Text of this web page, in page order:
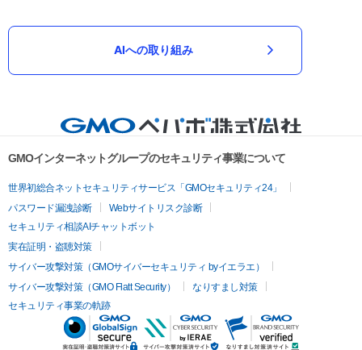
AIへの取り組み
GMOインターネットグループのセキュリティ事業について
世界初総合ネットセキュリティサービス「GMOセキュリティ24」
パスワード漏洩診断
Webサイトリスク診断
セキュリティ相談AIチャットボット
実在証明・盗聴対策
サイバー攻撃対策（GMOサイバーセキュリティ byイエラエ）
サイバー攻撃対策（GMO Flatt Security）
なりすまし対策
セキュリティ事業の軌跡